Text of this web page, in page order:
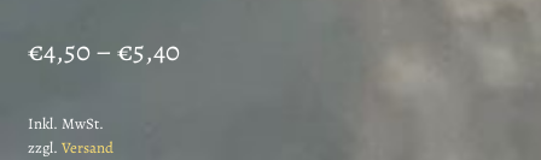
€4,50–€5,40Preisspanne:
Inkl. MwSt.
zzgl. Versand